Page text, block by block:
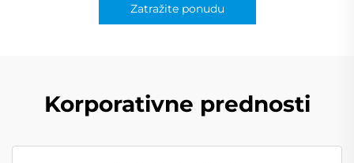
Zatražite ponudu
Korporativne prednosti